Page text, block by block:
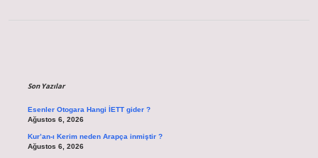
Son Yazılar
Esenler Otogara Hangi İETT gider ?
Ağustos 6, 2026
Kur’an-ı Kerim neden Arapça inmiştir ?
Ağustos 6, 2026